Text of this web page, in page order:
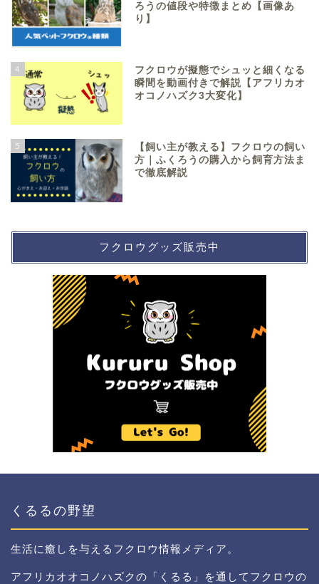
ろうの値段や特徴まとめ【画像あ
り】
4
フクロウが擬態でシュッと細くなる
瞬間を動画付きで解説【アフリカオ
オコノハズク3大変化】
5
【飼い主が教える】フクロウの飼い
方｜ふくろうの購入から飼育方法ま
で徹底解説
フクロウグッズ販売中
くるるの野望
生活に癒しを与えるフクロウ情報メディア。
アフリカオオコノハズクの「くるる」を通してフクロウの